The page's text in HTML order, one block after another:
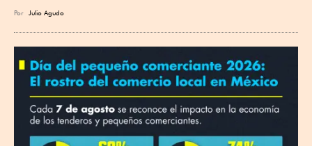
Por Julio Agudo